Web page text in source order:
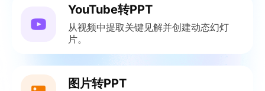
YouTube转PPT
从视频中提取关键见解并创建动态幻灯
片。
图片转PPT